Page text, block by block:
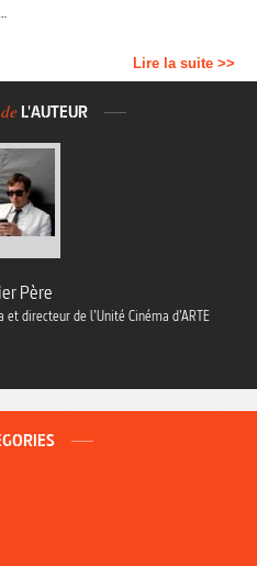
Lire la suite >>
L'AUTEUR
Père
directeur de l’Unité Cinéma d’ARTE